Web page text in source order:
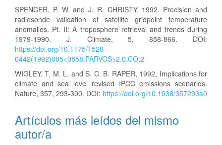
SPENCER, P. W. and J. R. CHRISTY, 1992. Precision and
radiosonde validation of satellite gridpoint temperature
anomalies. Pt. II: A troposphere retrieval and trends during
1979-1990. J. Climate, 5, 858-866. DOI:
https://doi.org/10.1175/1520-
0442(1992)005<0858:PARVOS>2.0.CO;2
WIGLEY, T. M. L. and S. C. B. RAPER, 1992, Implications for
climate and sea level revised IPCC emissions scenarios.
Nature, 357, 293-300. DOI: https://doi.org/10.1038/357293a0
Artículos más leídos del mismo
autor/a